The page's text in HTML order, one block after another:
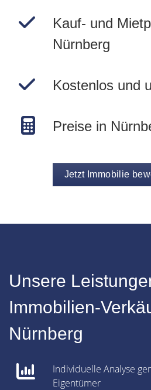
Kauf- und
Nürnberg
Kostenlos und
Preise in
Jetzt Immobilie
Unsere
Immobilien-
Nürnberg
Individuelle Analyse
Eigentümer